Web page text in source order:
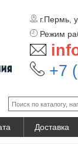
г.Пермь,
Режим
+7
Доставка